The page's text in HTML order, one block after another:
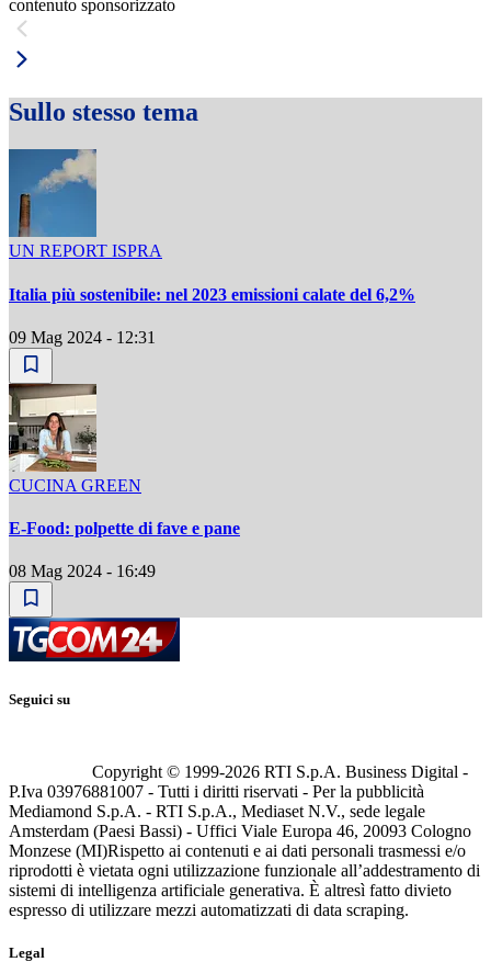
contenuto sponsorizzato
Sullo stesso tema
UN REPORT ISPRA
Italia più sostenibile: nel 2023 emissioni calate del 6,2%
09 Mag 2024 - 12:31
CUCINA GREEN
E-Food: polpette di fave e pane
08 Mag 2024 - 16:49
Seguici su
Copyright © 1999-2026 RTI S.p.A. Business Digital -
P.Iva 03976881007 - Tutti i diritti riservati - Per la pubblicità
Mediamond S.p.A. - RTI S.p.A., Mediaset N.V., sede legale
Amsterdam (Paesi Bassi) - Uffici Viale Europa 46, 20093 Cologno
Monzese (MI)Rispetto ai contenuti e ai dati personali trasmessi e/o
riprodotti è vietata ogni utilizzazione funzionale all’addestramento di
sistemi di intelligenza artificiale generativa. È altresì fatto divieto
espresso di utilizzare mezzi automatizzati di data scraping.
Legal